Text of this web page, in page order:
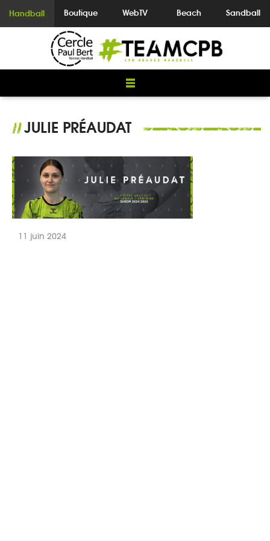
Handball Boutique WebTV Beach Sandball
//JULIE PRÉAUDAT
11 juin 2024